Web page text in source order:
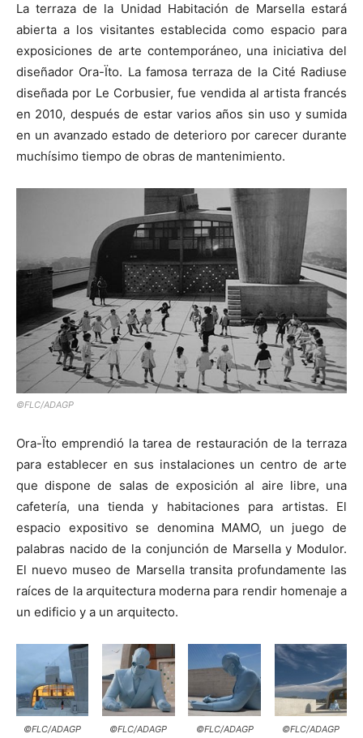
La terraza de la Unidad Habitación de Marsella estará
abierta a los visitantes establecida como espacio para
exposiciones de arte contemporáneo, una iniciativa del
diseñador Ora-Ïto. La famosa terraza de la Cité Radiuse
diseñada por Le Corbusier, fue vendida al artista francés
en 2010, después de estar varios años sin uso y sumida
en un avanzado estado de deterioro por carecer durante
muchísimo tiempo de obras de mantenimiento.
©FLC/ADAGP
Ora-Ïto emprendió la tarea de restauración de la terraza
para establecer en sus instalaciones un centro de arte
que dispone de salas de exposición al aire libre, una
cafetería, una tienda y habitaciones para artistas. El
espacio expositivo se denomina MAMO, un juego de
palabras nacido de la conjunción de Marsella y Modulor.
El nuevo museo de Marsella transita profundamente las
raíces de la arquitectura moderna para rendir homenaje a
un edificio y a un arquitecto.
©FLC/ADAGP ©FLC/ADAGP ©FLC/ADAGP ©FLC/ADAGP